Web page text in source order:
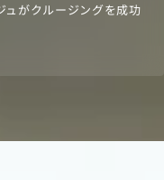
ュがクルージングを成功